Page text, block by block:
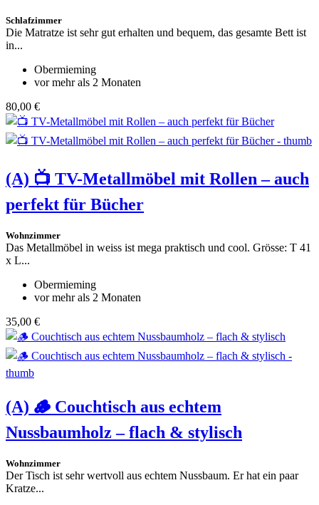
Schlafzimmer
Die Matratze ist sehr gut erhalten und bequem, das gesamte Bett ist
in...
Obermieming
vor mehr als 2 Monaten
80,00 €
(A) 📺 TV-Metallmöbel mit Rollen – auch
perfekt für Bücher
Wohnzimmer
Das Metallmöbel in weiss ist mega praktisch und cool. Grösse: T 41
x L...
Obermieming
vor mehr als 2 Monaten
35,00 €
(A) 🪵 Couchtisch aus echtem
Nussbaumholz – flach & stylisch
Wohnzimmer
Der Tisch ist sehr wertvoll aus echtem Nussbaum. Er hat ein paar
Kratze...